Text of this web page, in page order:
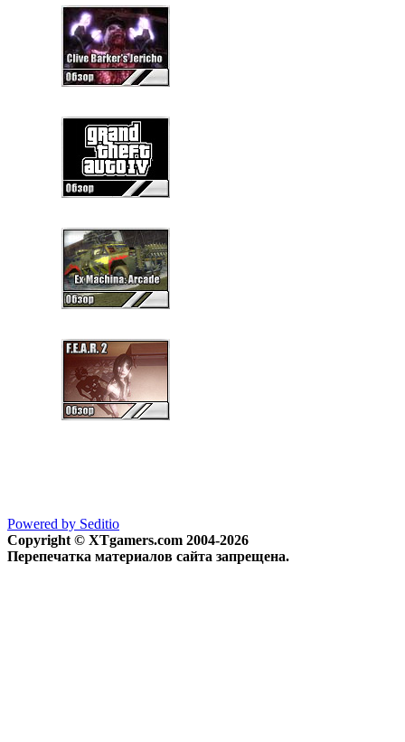
Powered by Seditio
Copyright © XTgamers.com 2004-2026
Перепечатка материалов сайта запрещена.